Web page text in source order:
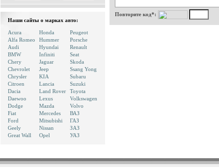
Наши сайты о марках авто:
Acura
Alfa Romeo
Audi
BMW
Chery
Chevrolet
Chrysler
Citroen
Dacia
Daewoo
Dodge
Fiat
Ford
Geely
Great Wall
Honda
Hummer
Hyundai
Infiniti
Jaguar
Jeep
KIA
Lancia
Land Rover
Lexus
Mazda
Mercedes
Mitsubishi
Nissan
Opel
Peugeot
Porsche
Renault
Seat
Skoda
Ssang Yong
Subaru
Suzuki
Toyota
Volkswagen
Volvo
ВАЗ
ГАЗ
ЗАЗ
УАЗ
Повторите код*: